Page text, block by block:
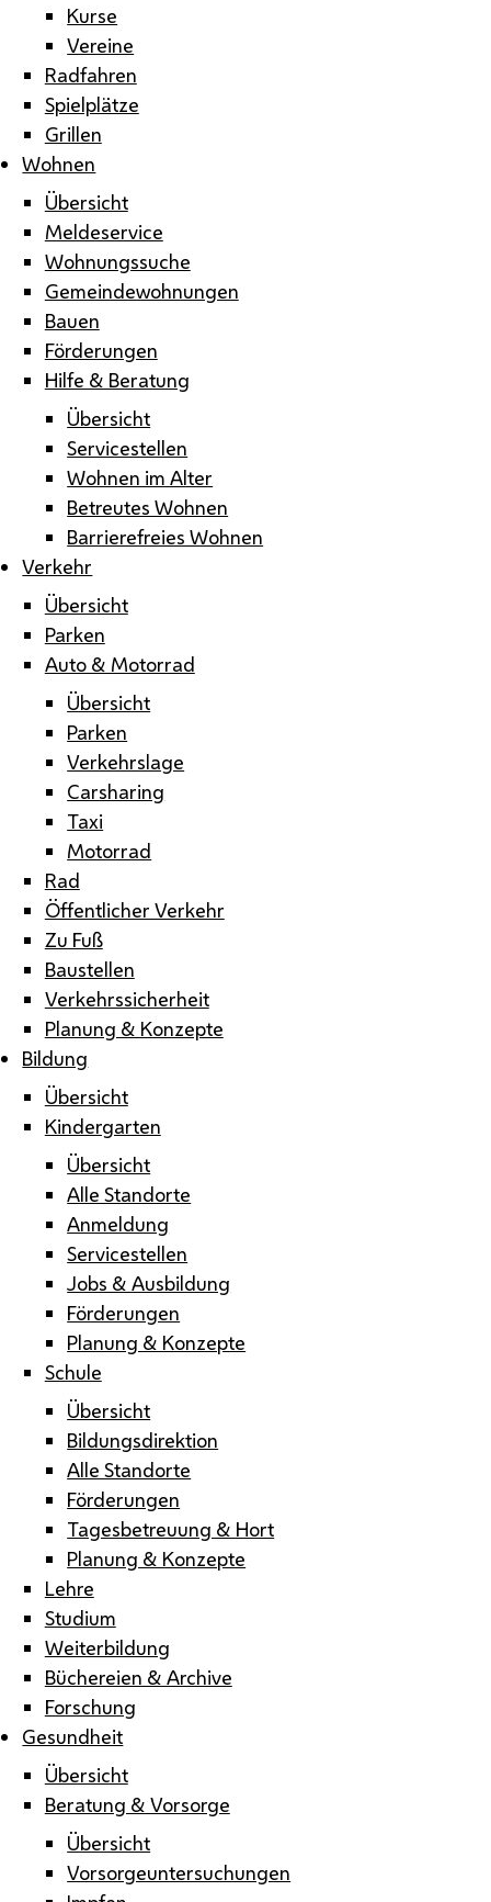
Kurse
Vereine
Radfahren
Spielplätze
Grillen
Wohnen
Übersicht
Meldeservice
Wohnungssuche
Gemeindewohnungen
Bauen
Förderungen
Hilfe & Beratung
Übersicht
Servicestellen
Wohnen im Alter
Betreutes Wohnen
Barrierefreies Wohnen
Verkehr
Übersicht
Parken
Auto & Motorrad
Übersicht
Parken
Verkehrslage
Carsharing
Taxi
Motorrad
Rad
Öffentlicher Verkehr
Zu Fuß
Baustellen
Verkehrssicherheit
Planung & Konzepte
Bildung
Übersicht
Kindergarten
Übersicht
Alle Standorte
Anmeldung
Servicestellen
Jobs & Ausbildung
Förderungen
Planung & Konzepte
Schule
Übersicht
Bildungsdirektion
Alle Standorte
Förderungen
Tagesbetreuung & Hort
Planung & Konzepte
Lehre
Studium
Weiterbildung
Büchereien & Archive
Forschung
Gesundheit
Übersicht
Beratung & Vorsorge
Übersicht
Vorsorgeuntersuchungen